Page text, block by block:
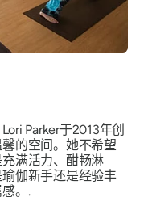
Parker于2013年创
的空间。她不希望
满活力、酣畅淋
伽新手还是经验丰
。.